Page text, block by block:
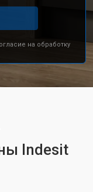
на обработку
Indesit